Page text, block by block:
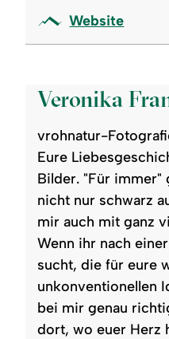
Website
Veronika
vrohnatur-
Eure
Bilder. "Für immer"
nicht nur schwarz
mir auch mit ganz
Wenn ihr nach
sucht, die für eure
unkonventionellen
bei mir genau
dort, wo euer Herz